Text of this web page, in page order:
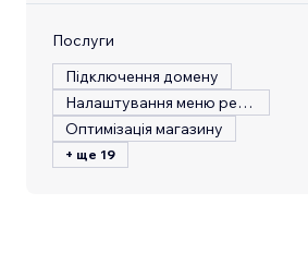
Послуги
Підключення домену
Налаштування меню ресторану
Оптимізація магазину
+ ще 19